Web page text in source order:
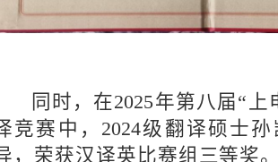
同时，在2025年第八届“
竞赛中，2024级翻译硕士
，荣获汉译英比赛组三等奖